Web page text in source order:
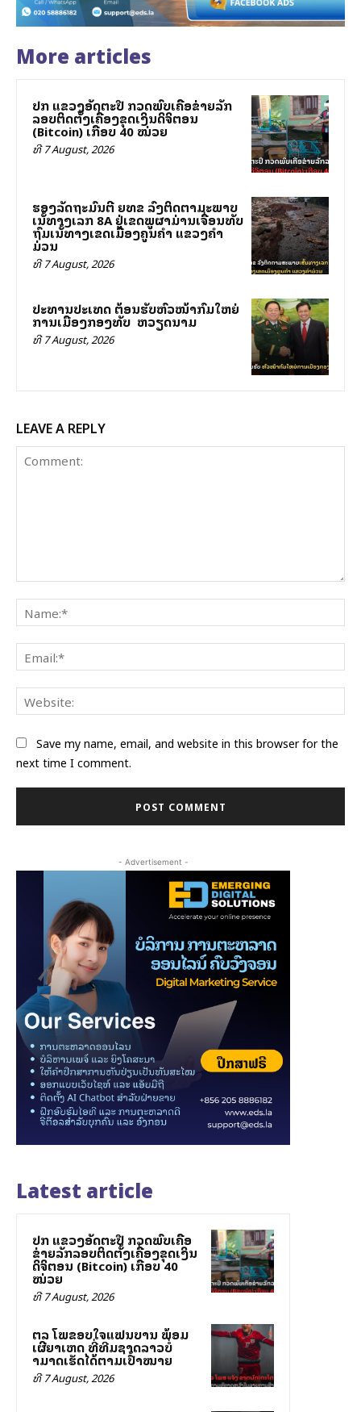
More articles
ປກສ ແຂວງອັດຕະປື ກວດພົບເຄືອຂ່າຍລັກ
ລອບຕິດຕັ້ງເຄື່ອງຂຸດເງິນດິຈິຕອນ
(Bitcoin) ເກືອບ 40 ໝ່ວຍ
ທີ 7 August, 2026
ຮອງລັດຖະມົນຕີ ຍທຂ ລົງຕິດຕາມສະພາບ
ເສັ້ນທາງເລກ 8A ຢູ່ເຂດພູຜາມ່ານເຈື່ອນທັບ
ຖົມເສັ້ນທາງເຂດເມືອງຄູນຄໍາ ແຂວງຄໍາ
ມ່ວນ
ທີ 7 August, 2026
ປະທານປະເທດ ຕ້ອນຮັບຫົວໜ້າກົມໃຫຍ່
ການເມືອງກອງທັບ ສສ ຫວຽດນາມ
ທີ 7 August, 2026
LEAVE A REPLY
Save my name, email, and website in this browser for the
next time I comment.
- Advertisement -
Latest article
ປກສ ແຂວງອັດຕະປື ກວດພົບເຄືອ
ຂ່າຍລັກລອບຕິດຕັ້ງເຄື່ອງຂຸດເງິນ
ດິຈິຕອນ (Bitcoin) ເກືອບ 40
ໝ່ວຍ
ທີ 7 August, 2026
ສຕລ ໂພສຂອບໃຈແຟນບານ ພ້ອມ
ເຜີຍສາເຫດ ທີ່ທີມຊາດລາວບໍ່
ສາມາດເຮັດໄດ້ຕາມເປົ້າໝາຍ
ທີ 7 August, 2026